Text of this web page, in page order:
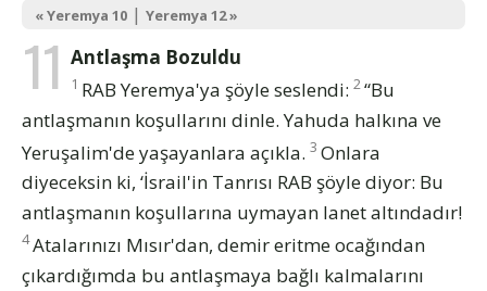
« Yeremya 10 | Yeremya 12 »
11 Antlaşma Bozuldu
1 RAB Yeremya'ya şöyle seslendi: 2“Bu
antlaşmanın koşullarını dinle. Yahuda halkına ve
Yeruşalim'de yaşayanlara açıkla. 3 Onlara
diyeceksin ki, ‘İsrail'in Tanrısı RAB şöyle diyor: Bu
antlaşmanın koşullarına uymayan lanet altındadır!
4Atalarınızı Mısır'dan, demir eritme ocağından
çıkardığımda bu antlaşmaya bağlı kalmalarını